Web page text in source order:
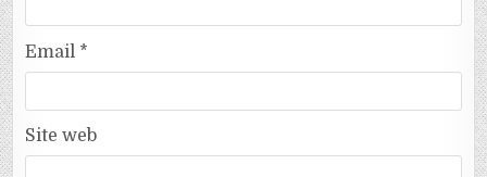
Email *
Site web